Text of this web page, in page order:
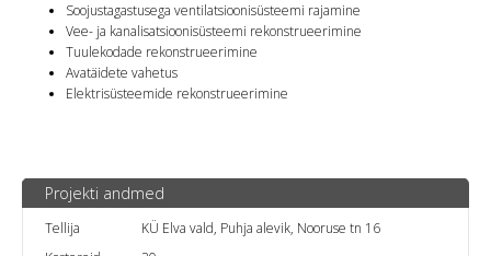
Soojustagastusega ventilatsioonisüsteemi rajamine
Vee- ja kanalisatsioonisüsteemi rekonstrueerimine
Tuulekodade rekonstrueerimine
Avatäidete vahetus
Elektrisüsteemide rekonstrueerimine
Projekti andmed
Tellija
KÜ Elva vald, Puhja alevik, Nooruse tn 16